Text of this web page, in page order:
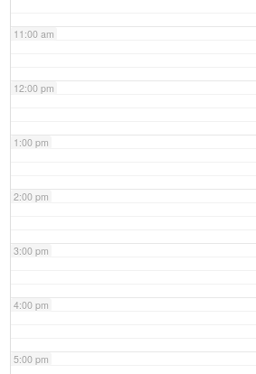
11:00 am
12:00 pm
1:00 pm
2:00 pm
3:00 pm
4:00 pm
5:00 pm